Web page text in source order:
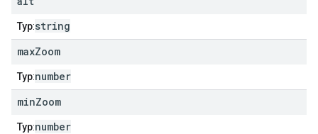
Typ:string
maxZoom
Typ:number
minZoom
Typ:number